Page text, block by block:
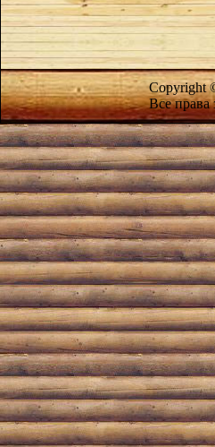
Copyright
Все